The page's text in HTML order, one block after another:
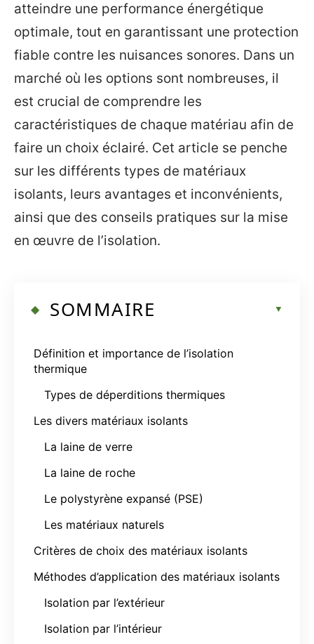
atteindre une performance énergétique
optimale, tout en garantissant une protection
fiable contre les nuisances sonores. Dans un
marché où les options sont nombreuses, il
est crucial de comprendre les
caractéristiques de chaque matériau afin de
faire un choix éclairé. Cet article se penche
sur les différents types de matériaux
isolants, leurs avantages et inconvénients,
ainsi que des conseils pratiques sur la mise
en œuvre de l’isolation.
SOMMAIRE
Définition et importance de l’isolation
thermique
Types de déperditions thermiques
Les divers matériaux isolants
La laine de verre
La laine de roche
Le polystyrène expansé (PSE)
Les matériaux naturels
Critères de choix des matériaux isolants
Méthodes d’application des matériaux isolants
Isolation par l’extérieur
Isolation par l’intérieur